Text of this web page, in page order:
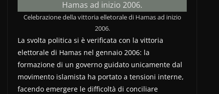
Celebrazione della vittoria elletorale di Hamas ad inizio
2006.
La svolta politica si è verificata con la vittoria
elettorale di Hamas nel gennaio 2006: la
formazione di un governo guidato unicamente dal
movimento islamista ha portato a tensioni interne,
facendo emergere le difficoltà di conciliare